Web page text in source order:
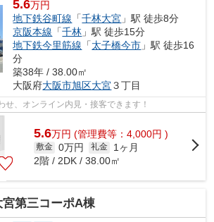
5.6万円
地下鉄谷町線 「千林大宮 」駅 徒歩8分
京阪本線 「千林 」駅 徒歩15分
地下鉄今里筋線 「太子橋今市 」駅 徒歩16
分
築38年 / 38.00㎡
大阪府大阪市旭区大宮３丁目
せ、オンライン内見・接客できます！
5.6万円 (管理費等：4,000円 )
敷金 0万円 礼金
1ヶ月
2階 / 2DK / 38.00㎡
宮第三コーポA棟